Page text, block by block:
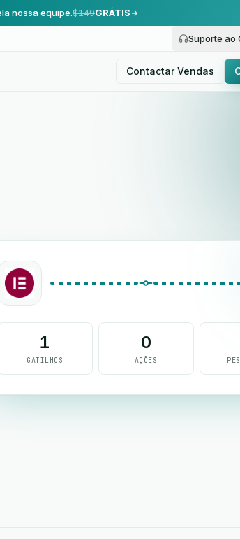
nossa equipe.$149GRÁTIS
Suporte ao
Contactar Vendas
1
GATILHOS
0
AÇÕES